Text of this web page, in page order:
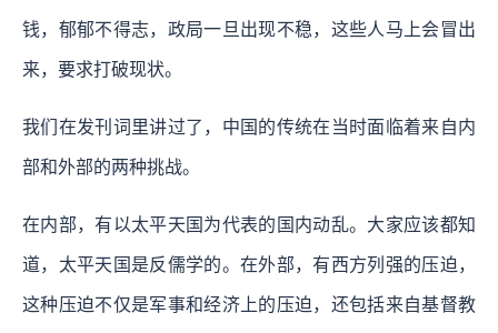
钱，郁郁不得志，政局一旦出现不稳，这些人马上会冒出
来，要求打破现状。
我们在发刊词里讲过了，中国的传统在当时面临着来自内
部和外部的两种挑战。
在内部，有以太平天国为代表的国内动乱。大家应该都知
道，太平天国是反儒学的。在外部，有西方列强的压迫，
这种压迫不仅是军事和经济上的压迫，还包括来自基督教